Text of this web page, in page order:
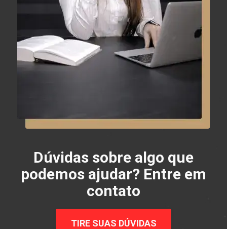
Dúvidas sobre algo que
podemos ajudar? Entre em
contato
TIRE SUAS DÚVIDAS